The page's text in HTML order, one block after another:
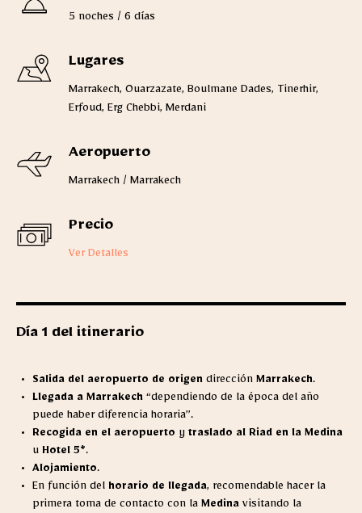
5 noches / 6 días
Lugares
Marrakech, Ouarzazate, Boulmane Dades, Tinerhir,
Erfoud, Erg Chebbi, Merdani
Aeropuerto
Marrakech / Marrakech
Precio
Ver Detalles
Día 1 del itinerario
Salida del aeropuerto de origen dirección Marrakech.
Llegada a Marrakech “dependiendo de la época del año
puede haber diferencia horaria”.
Recogida en el aeropuerto y traslado al Riad en la Medina
u Hotel 5*.
Alojamiento.
En función del horario de llegada, recomendable hacer la
primera toma de contacto con la Medina visitando la